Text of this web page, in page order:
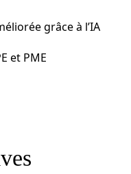
grâce à l’IA
et PME